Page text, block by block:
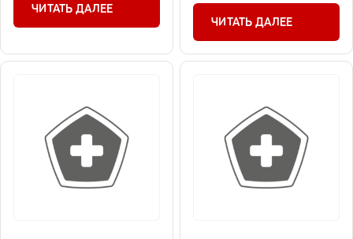
ЧИТАТЬ ДАЛЕЕ
ЧИТАТЬ ДАЛЕЕ